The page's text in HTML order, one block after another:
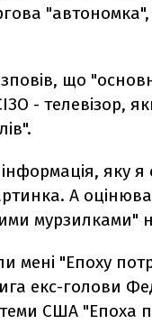
що
- телевізор,
яку
А
мурзилками"
мені "Епоху
екс-голови
США "Епоха